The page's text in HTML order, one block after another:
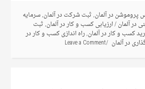
پروموشن در آلمان,ثبت شرکت در آلمان,سرمایه
در آلمان/ارزیابی کسب و کار در آلمان,ثبت
کسب و کار در آلمان,راه اندازی کسب و کار در
در آلمان Leave a Comment